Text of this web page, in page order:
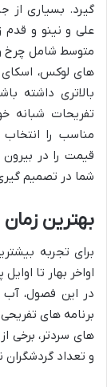
گیرد. بسیاری از
علی و نینو و قدم
متوسط شامل چرخ
های لوکس، اسکای
بالاتری داشته
تفریحات شبانه
مناسب را
قیمت را در
شما در تصمیم
بهترین
برای تجربه
اواخر بهار تا
در این فصول، آب
برنامه های
های سردتر،
و تعداد گردشگران